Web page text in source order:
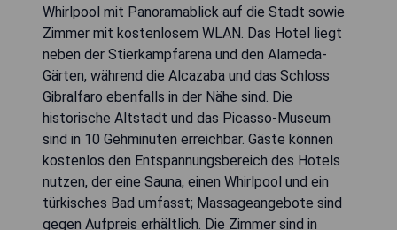
Whirlpool mit Panoramablick auf die Stadt sowie
Zimmer mit kostenlosem WLAN. Das Hotel liegt
neben der Stierkampfarena und den Alameda-
Gärten, während die Alcazaba und das Schloss
Gibralfaro ebenfalls in der Nähe sind. Die
historische Altstadt und das Picasso-Museum
sind in 10 Gehminuten erreichbar. Gäste können
kostenlos den Entspannungsbereich des Hotels
nutzen, der eine Sauna, einen Whirlpool und ein
türkisches Bad umfasst; Massageangebote sind
gegen Aufpreis erhältlich. Die Zimmer sind in